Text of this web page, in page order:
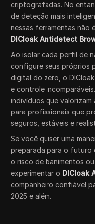
criptografadas. No
de deteção mais
nessas ferramentas não
DICloak Antidetect
Ao isolar cada perfil de
configure seus próprios
digital do zero, o
e controle
indivíduos que valorizam
para profissionais que
seguros, estáveis e
Se você quiser uma
preparada para o futuro
o risco de banimentos
experimentar o DICloak
companheiro confiável
2025 e além.